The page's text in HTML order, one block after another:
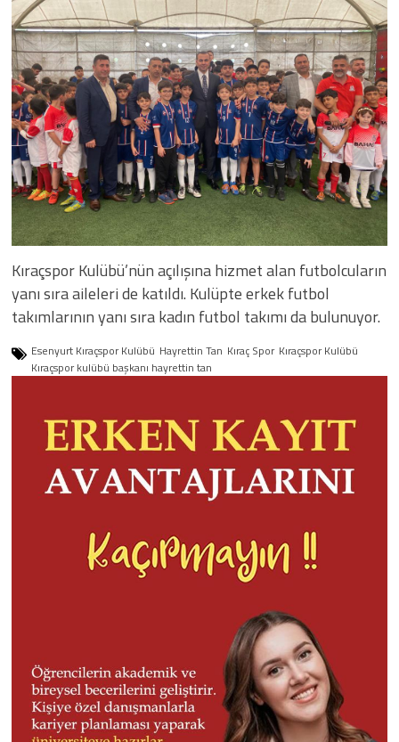
Kıraçspor Kulübü’nün açılışına hizmet alan futbolcuların
yanı sıra aileleri de katıldı. Kulüpte erkek futbol
takımlarının yanı sıra kadın futbol takımı da bulunuyor.
Esenyurt Kıraçspor Kulübü Hayrettin Tan Kıraç Spor Kıraçspor Kulübü
Kıraçspor kulübü başkanı hayrettin tan